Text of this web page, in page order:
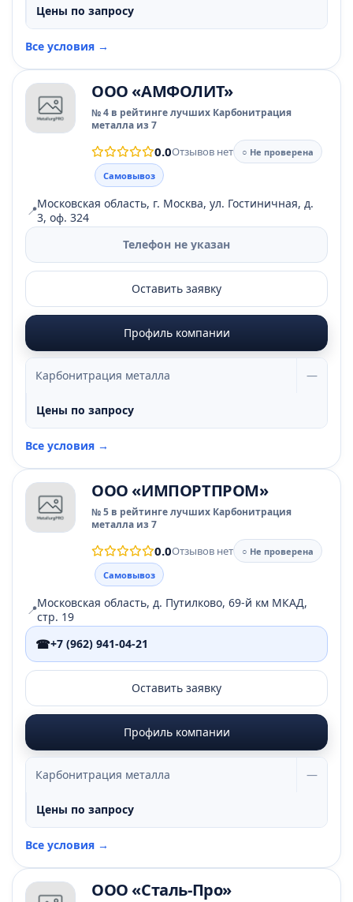
Цены по запросу
Все условия →
ООО «АМФОЛИТ»
№ 4 в рейтинге лучших Карбонитрация
металла из 7
0.0Отзывов нет
○ Не проверена
Самовывоз
📍Московская область, г. Москва, ул. Гостиничная, д.
3, оф. 324
Телефон не указан
Оставить заявку
Профиль компании
Карбонитрация металла —
Цены по запросу
Все условия →
ООО «ИМПОРТПРОМ»
№ 5 в рейтинге лучших Карбонитрация
металла из 7
0.0Отзывов нет
○ Не проверена
Самовывоз
📍Московская область, д. Путилково, 69-й км МКАД,
стр. 19
☎+7 (962) 941-04-21
Оставить заявку
Профиль компании
Карбонитрация металла —
Цены по запросу
Все условия →
ООО «Сталь-Про»